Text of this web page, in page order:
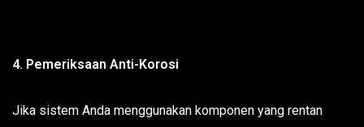
4. Pemeriksaan Anti-Korosi
Jika sistem Anda menggunakan komponen yang rentan